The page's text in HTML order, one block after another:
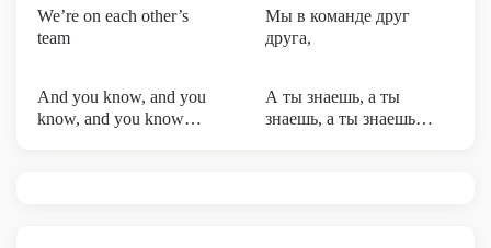
We’re on each other’s
team
Мы в команде друг
друга,
And you know, and you
know, and you know…
А ты знаешь, а ты
знаешь, а ты знаешь…